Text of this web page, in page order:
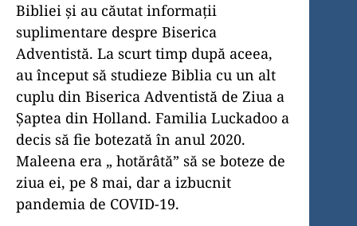
Bibliei și au căutat informații
suplimentare despre Biserica
Adventistă. La scurt timp după aceea,
au început să studieze Biblia cu un alt
cuplu din Biserica Adventistă de Ziua a
Șaptea din Holland. Familia Luckadoo a
decis să fie botezată în anul 2020.
Maleena era „ hotărâtă” să se boteze de
ziua ei, pe 8 mai, dar a izbucnit
pandemia de COVID-19.